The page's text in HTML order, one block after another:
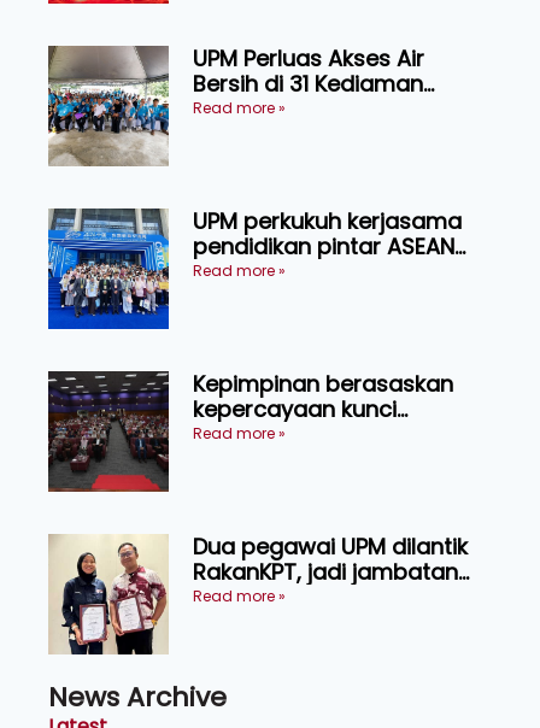
UPM Perluas Akses Air
Bersih di 31 Kediaman
Orang Asli Tasik Chini
Read more »
UPM perkukuh kerjasama
pendidikan pintar ASEAN
menerusi lawatan rasmi ke
Read more »
Kepimpinan berasaskan
kepercayaan kunci
kecemerlangan institusi -
Read more »
Dua pegawai UPM dilantik
RakanKPT, jadi jambatan
maklumat ke akar umbi
Read more »
News Archive